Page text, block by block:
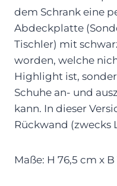
dem Schrank eine
Abdeckplatte
Tischler) mit
worden, welche
Highlight ist,
Schuhe an- und
kann. In dieser
Rückwand (zwecks
Maße: H 76,5 cm x